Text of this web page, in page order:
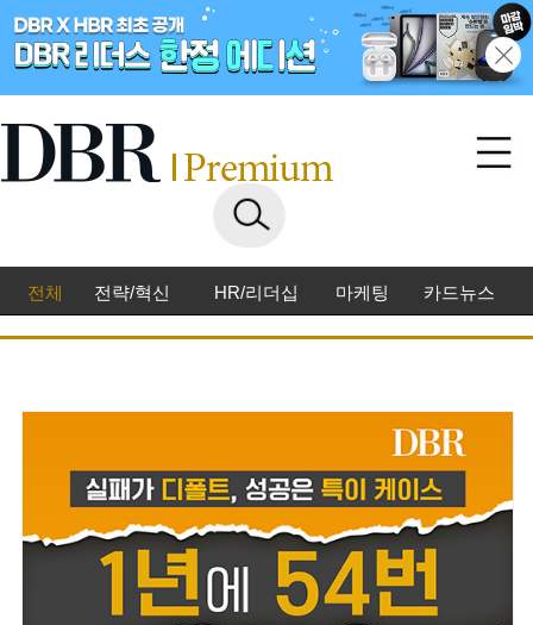
전체 전략/혁신 HR/리더십 마케팅 카드뉴스